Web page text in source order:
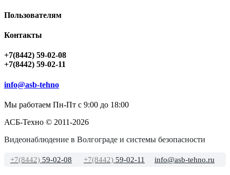
Пользователям
Контакты
+7(8442) 59-02-08
+7(8442) 59-02-11
info@asb-tehno
Мы работаем Пн-Пт с 9:00 до 18:00
АСБ-Техно © 2011-2026
Видеонаблюдение в Волгограде и системы безопасности
+7(8442) 59-02-08 +7(8442) 59-02-11 info@asb-tehno.ru